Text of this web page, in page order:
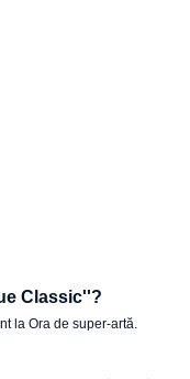
Classic''?
la Ora de super-artă.